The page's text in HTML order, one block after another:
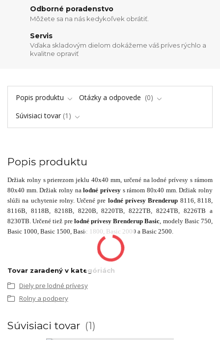
Odborné poradenstvo
Môžete sa na nás kedykoľvek obrátiť.
Servis
Vďaka skladovým dielom dokážeme váš príves rýchlo a
kvalitne opraviť
Popis produktu Otázky a odpovede
0
Súvisiaci tovar 1
Popis produktu
Držiak rolny s prierezom jeklu 40x40 mm, určené na lodné prívesy s rámom
80x40 mm. Držiak rolny nalodné prívesys rámom 80x40 mm. Držiak rolny
slúži na uchytenie rolny. Určené pre lodné prívesy Brenderup 8116, 8118,
8116B, 8118B, 8218B, 8220B, 8220TB, 8222TB, 8224TB, 8226TB a
8230TB. Určené tiež pre lodné prívesy Brenderup Basic , modely Basic 750,
Basic 1000, Basic 1500, Basic 1800, Basic 2000 a Basic 2500.
Tovar zaradený v kategóriách
Diely pre lodné prívesy
Rolny a podpery
Súvisiaci tovar 1